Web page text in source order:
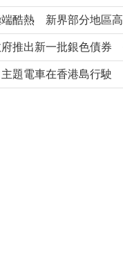
端酷熱 新界部分地區
題電車在香港島行駛